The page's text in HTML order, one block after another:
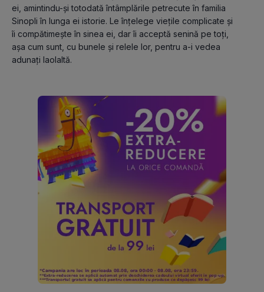
ei, amintindu-şi totodată întâmplările petrecute în familia
Sinopli în lunga ei istorie. Le înţelege vieţile complicate şi
îi compătimeşte în sinea ei, dar îi acceptă senină pe toţi,
aşa cum sunt, cu bunele şi relele lor, pentru a-i vedea
adunaţi laolaltă.